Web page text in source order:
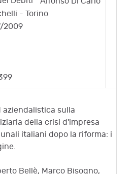
- Torino
2009
sulla
della crisi d'impresa
italiani dopo la riforma: i
Bellè, Marco Bisogno,